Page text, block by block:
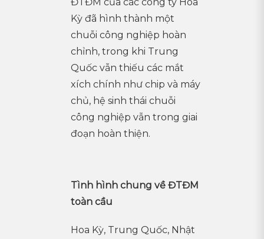
Kỳ đã hình thành một
chuỗi công nghiệp hoàn
chỉnh, trong khi Trung
Quốc vẫn thiếu các mắt
xích chính như chip và máy
chủ, hệ sinh thái chuỗi
công nghiệp vẫn trong giai
đoạn hoàn thiện.
Tình hình chung về ĐTĐM
toàn cầu
Hoa Kỳ, Trung Quốc, Nhật